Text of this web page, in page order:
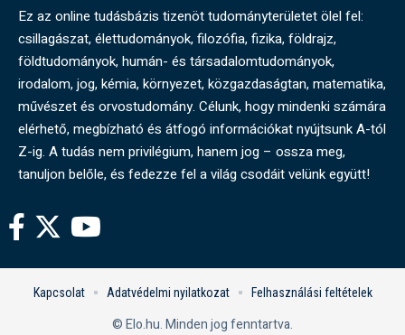
Ez az online tudásbázis tizenöt tudományterületet ölel fel:
csillagászat, élettudományok, filozófia, fizika, földrajz,
földtudományok, humán- és társadalomtudományok,
irodalom, jog, kémia, környezet, közgazdaságtan, matematika,
művészet és orvostudomány. Célunk, hogy mindenki számára
elérhető, megbízható és átfogó információkat nyújtsunk A-tól
Z-ig. A tudás nem privilégium, hanem jog – ossza meg,
tanuljon belőle, és fedezze fel a világ csodáit velünk együtt!
© Elo.hu. Minden jog fenntartva.
Kapcsolat Adatvédelmi nyilatkozat Felhasználási feltételek